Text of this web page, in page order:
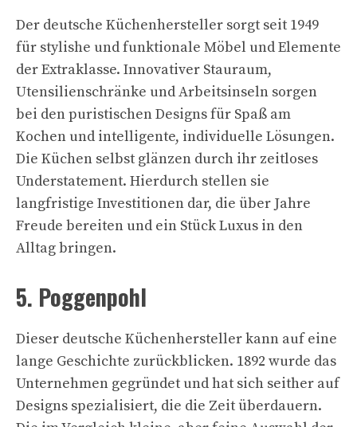
Der deutsche Küchenhersteller sorgt seit 1949
für stylishe und funktionale Möbel und Elemente
der Extraklasse. Innovativer Stauraum,
Utensilienschränke und Arbeitsinseln sorgen
bei den puristischen Designs für Spaß am
Kochen und intelligente, individuelle Lösungen.
Die Küchen selbst glänzen durch ihr zeitloses
Understatement. Hierdurch stellen sie
langfristige Investitionen dar, die über Jahre
Freude bereiten und ein Stück Luxus in den
Alltag bringen.
5. Poggenpohl
Dieser deutsche Küchenhersteller kann auf eine
lange Geschichte zurückblicken. 1892 wurde das
Unternehmen gegründet und hat sich seither auf
Designs spezialisiert, die die Zeit überdauern.